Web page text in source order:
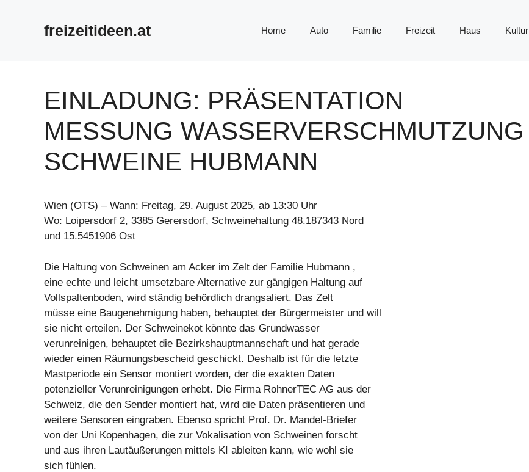
freizeitideen.at Home Auto Familie Freizeit Haus Kultur
EINLADUNG: PRÄSENTATION
MESSUNG WASSERVERSCHMUTZUNG
SCHWEINE HUBMANN
Wien (OTS) – Wann: Freitag, 29. August 2025, ab 13:30 Uhr
Wo: Loipersdorf 2, 3385 Gerersdorf, Schweinehaltung 48.187343 Nord
und 15.5451906 Ost
Die Haltung von Schweinen am Acker im Zelt der Familie Hubmann ,
eine echte und leicht umsetzbare Alternative zur gängigen Haltung auf
Vollspaltenboden, wird ständig behördlich drangsaliert. Das Zelt
müsse eine Baugenehmigung haben, behauptet der Bürgermeister und will
sie nicht erteilen. Der Schweinekot könnte das Grundwasser
verunreinigen, behauptet die Bezirkshauptmannschaft und hat gerade
wieder einen Räumungsbescheid geschickt. Deshalb ist für die letzte
Mastperiode ein Sensor montiert worden, der die exakten Daten
potenzieller Verunreinigungen erhebt. Die Firma RohnerTEC AG aus der
Schweiz, die den Sender montiert hat, wird die Daten präsentieren und
weitere Sensoren eingraben. Ebenso spricht Prof. Dr. Mandel-Briefer
von der Uni Kopenhagen, die zur Vokalisation von Schweinen forscht
und aus ihren Lautäußerungen mittels KI ableiten kann, wie wohl sie
sich fühlen.